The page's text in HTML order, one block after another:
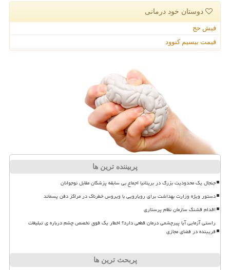
دوستان خود درمانی
فیش حج
قیمت بیسیم کنوود
پربیننده ترین ها
جنجال یک محدودیت بزرگ در بریتانیا اجماع بی سابقه پزشکان مقابل نوجوانان
دستور ویژه وزارت بهداشت برای رویارویی با ویروس خطرناک در مراکز دفن پسماند
اقدام قشنگ سازمان نظام پرستاری
راستی آزمایی آیا پیرچشمی درمان قطعی دارد؟ اخطار یک فوق تخصص چشم درباره ی تبلیغات
فریبنده در فضای مجازی
پربحث ترین ها